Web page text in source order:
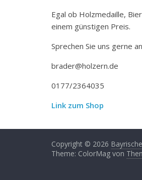
Egal ob Holzmedaille,
einem günstigen Preis.
Sprechen Sie uns gerne
brader@holzern.de
0177/2364035
Link zum Shop
Copyright © 2026
Theme: ColorMag von